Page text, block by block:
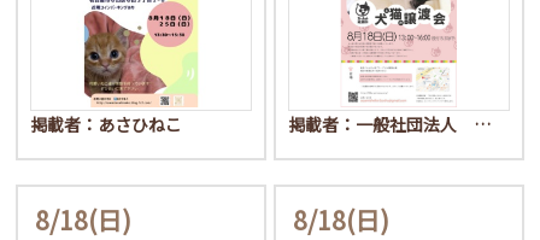
掲載者：あさひねこ 掲載者：一般社団法人 …
8/18(日) 8/18(日)